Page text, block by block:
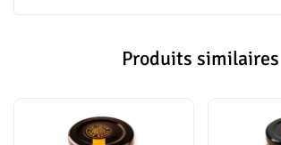
Produits similaires